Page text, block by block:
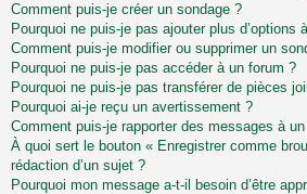
Comment puis-je créer un sondage ?
Pourquoi ne puis-je pas ajouter plus d’options
Comment puis-je modifier ou supprimer un
Pourquoi ne puis-je pas accéder à un forum ?
Pourquoi ne puis-je pas transférer de pièces
Pourquoi ai-je reçu un avertissement ?
Comment puis-je rapporter des messages à
À quoi sert le bouton « Enregistrer comme
rédaction d’un sujet ?
Pourquoi mon message a-t-il besoin d’être